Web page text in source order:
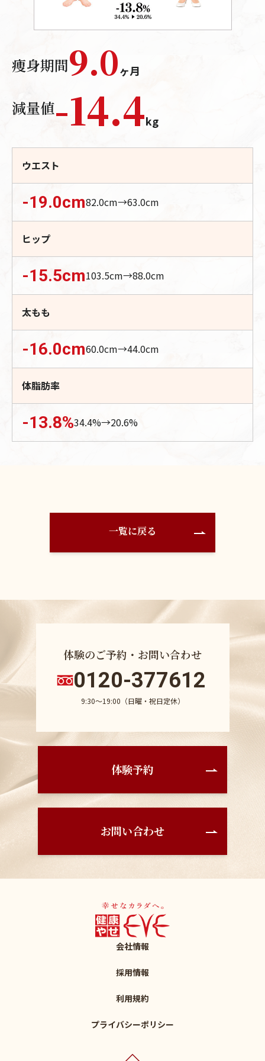
痩身期間9.0ヶ月
減量値-14.4kg
ウエスト
-19.0cm82.0cm→63.0cm
ヒップ
-15.5cm103.5cm→88.0cm
太もも
-16.0cm60.0cm→44.0cm
体脂肪率
-13.8%34.4%→20.6%
一覧に戻る
体験のご予約・お問い合わせ
0120-377612
9:30〜19:00（日曜・祝日定休）
体験予約
お問い合わせ
会社情報
採用情報
利用規約
プライバシーポリシー